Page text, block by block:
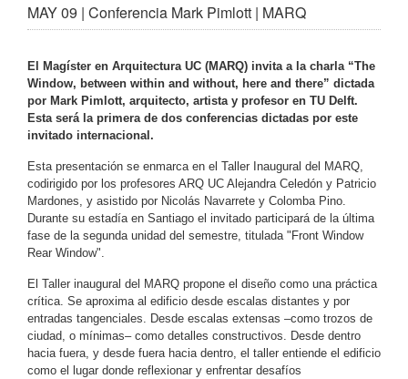
MAY 09 | Conferencia Mark Pimlott | MARQ
El Magíster en Arquitectura UC (MARQ) invita a la charla “The
Window, between within and without, here and there” dictada
por Mark Pimlott, arquitecto, artista y profesor en TU Delft.
Esta será la primera de dos conferencias dictadas por este
invitado internacional.
Esta presentación se enmarca en el Taller Inaugural del MARQ,
codirigido por los profesores ARQ UC Alejandra Celedón y Patricio
Mardones, y asistido por Nicolás Navarrete y Colomba Pino.
Durante su estadía en Santiago el invitado participará de la última
fase de la segunda unidad del semestre, titulada "Front Window
Rear Window".
El Taller inaugural del MARQ propone el diseño como una práctica
crítica. Se aproxima al edificio desde escalas distantes y por
entradas tangenciales. Desde escalas extensas –como trozos de
ciudad, o mínimas– como detalles constructivos. Desde dentro
hacia fuera, y desde fuera hacia dentro, el taller entiende el edificio
como el lugar donde reflexionar y enfrentar desafíos